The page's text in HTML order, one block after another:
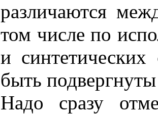
различаются
том числе по
и
быть
Надо сразу